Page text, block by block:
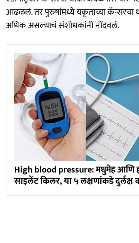
आढळलं. तर पुरुषांमध्ये यकृताच्या कॅन्सरचा
अधिक असल्याचं संशोधकांनी नोंदवलं.
High blood pressure: मधुमेह आणि
साइलेंट किलर, या ५ लक्षणांकडे